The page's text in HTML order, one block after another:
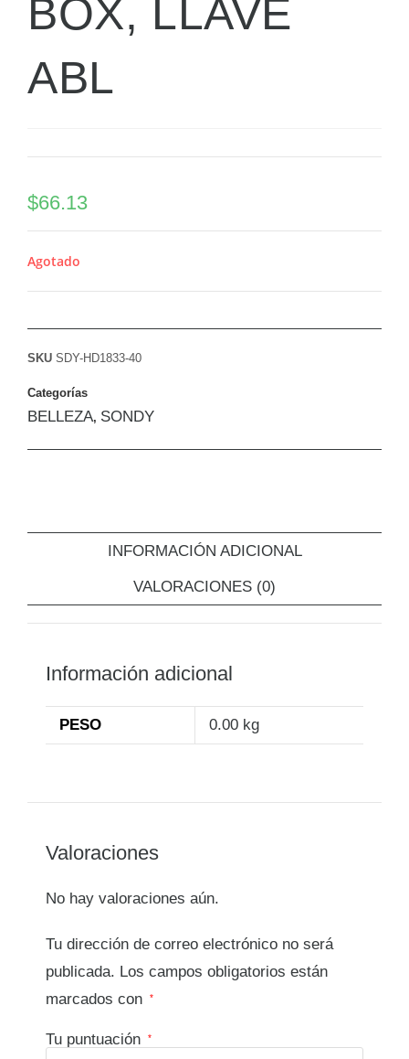
BOX, LLAVE
ABL
$66.13
Agotado
SKU SDY-HD1833-40
Categorías
BELLEZA, SONDY
INFORMACIÓN ADICIONAL
VALORACIONES (0)
Información adicional
PESO 0.00 kg
Valoraciones
No hay valoraciones aún.
Tu dirección de correo electrónico no será
publicada. Los campos obligatorios están
marcados con
*
Tu puntuación *